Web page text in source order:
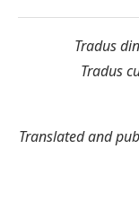
Tradus
Tradus
Translated and